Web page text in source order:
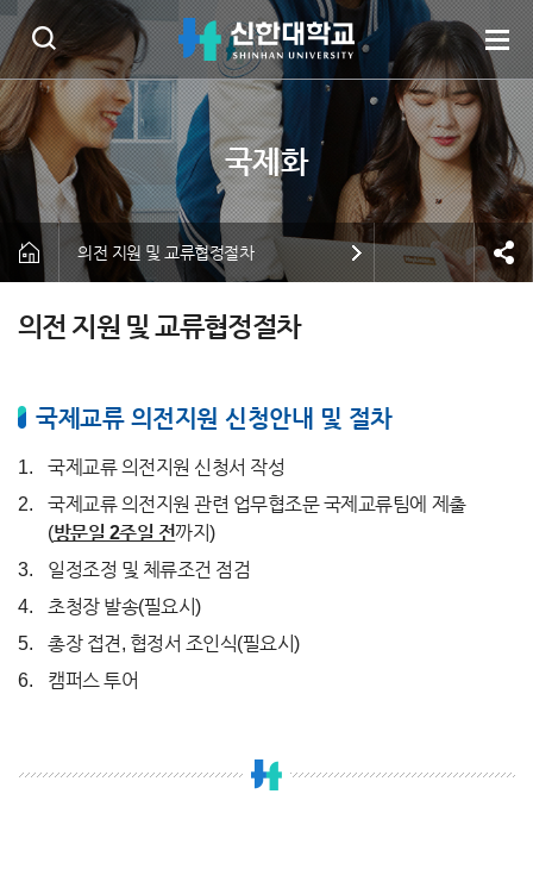
의전 지원 및 교류협정절차
의전 지원 및 교류협정절차
국제교류 의전지원 신청안내 및 절차
국제교류 의전지원 신청서 작성
국제교류 의전지원 관련 업무협조문 국제교류팀에 제출
(방문일 2주일 전까지)
일정조정 및 체류조건 점검
초청장 발송(필요시)
총장 접견, 협정서 조인식(필요시)
캠퍼스 투어